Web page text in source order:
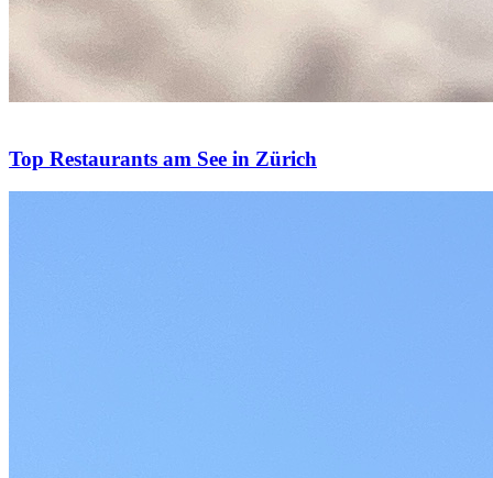
Top Restaurants am See in Zürich